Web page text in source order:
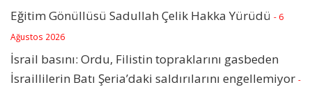
Eğitim Gönüllüsü Sadullah Çelik Hakka Yürüdü - 6
Ağustos 2026
İsrail basını: Ordu, Filistin topraklarını gasbeden
İsraillilerin Batı Şeria’daki saldırılarını engellemiyor -